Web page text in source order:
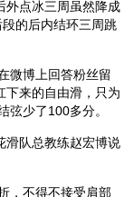
外点冰三周虽然降成
的后内结环三周跳
微博上回答粉丝留
下来的自由滑，只为
弦少了100多分。
滑队总教练赵宏博说
，不得不接受肩部